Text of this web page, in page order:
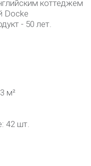
коттеджем
Docke
- 50 лет.
м²
42 шт.